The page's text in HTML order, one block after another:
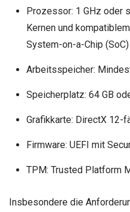
Prozessor: 1 GHz oder
Kernen und
System-on-a-Chip (SoC)
Arbeitsspeicher:
Speicherplatz: 64 GB
Grafikkarte: DirectX 12-
Firmware: UEFI mit
TPM: Trusted Platform
Insbesondere die